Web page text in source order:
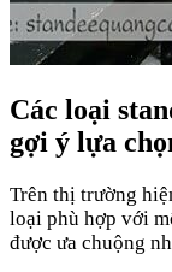
Các loại
gợi ý lựa
Trên thị trường
loại phù hợp với
được ưa chuộng